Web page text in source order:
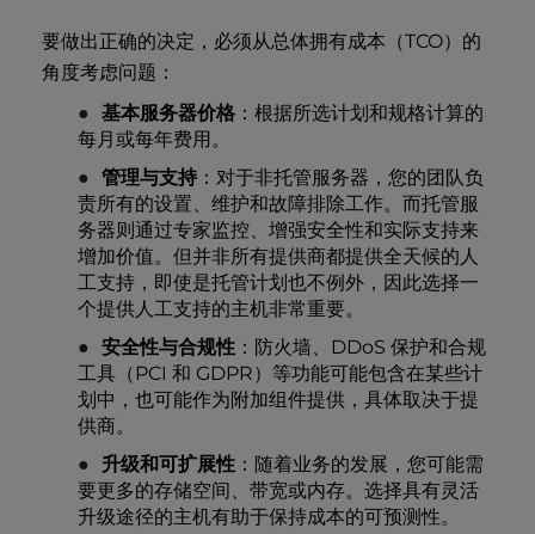
要做出正确的决定，必须从总体拥有成本（TCO）的
角度考虑问题：
基本服务器价格 ：根据所选计划和规格计算的
每月或每年费用。
管理与支持 ：对于非托管服务器，您的团队负
责所有的设置、维护和故障排除工作。而托管服
务器则通过专家监控、增强安全性和实际支持来
增加价值。但并非所有提供商都提供全天候的人
工支持，即使是托管计划也不例外，因此选择一
个提供人工支持的主机非常重要。
安全性与合规性 ：防火墙、DDoS 保护和合规
工具（PCI 和 GDPR）等功能可能包含在某些计
划中，也可能作为附加组件提供，具体取决于提
供商。
升级和可扩展性 ：随着业务的发展，您可能需
要更多的存储空间、带宽或内存。选择具有灵活
升级途径的主机有助于保持成本的可预测性。